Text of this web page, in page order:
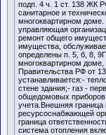
подп. 4 ч. 1 ст. 138 ЖК
санитарное и
многоквартирном
управляющая
ремонт общего
имущества,
определены п. 5, б, 8,
многоквартирном
Правительства РФ от
устанавливается:-
стене здания;- газ -
общедомовых
учета.Внешняя
ресурсоснабжающей
граница
система отопления